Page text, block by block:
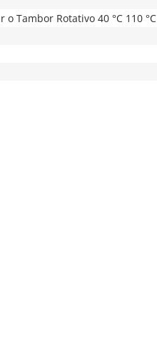
Tambor Rotativo 40 °C 110 °C